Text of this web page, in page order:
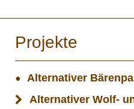
Projekte
Alternativer
Alternativer Wolf-